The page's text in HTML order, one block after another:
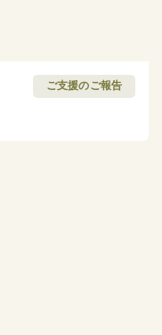
ご支援のご報告